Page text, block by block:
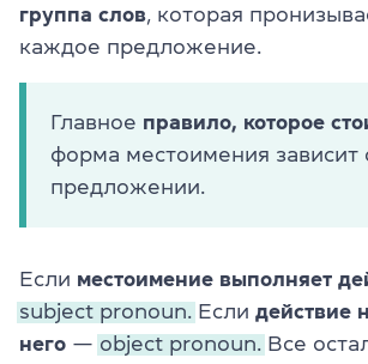
группа слов , которая
каждое предложение.
Главное правило, которое
форма местоимения зависит
предложении.
Если местоимение выполняет
subject pronoun.
Если действие
него — object pronoun.
Все